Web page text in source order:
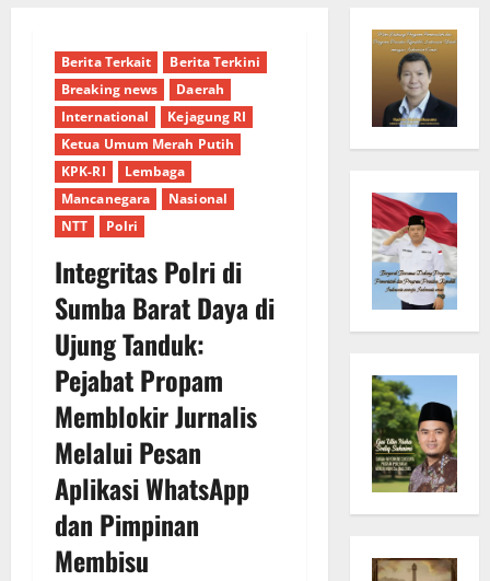
Berita Terkait
Berita Terkini
Breaking news
Daerah
International
Kejagung RI
Ketua Umum Merah Putih
KPK-RI
Lembaga
Mancanegara
Nasional
NTT
Polri
Integritas Polri di
Sumba Barat Daya di
Ujung Tanduk:
Pejabat Propam
Memblokir Jurnalis
Melalui Pesan
Aplikasi WhatsApp
dan Pimpinan
Membisu